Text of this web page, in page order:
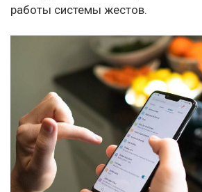
работы системы жестов.